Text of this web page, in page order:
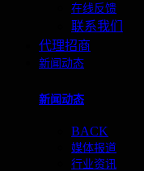
在线反馈
联系我们
代理招商
新闻动态
新闻动态
BACK
媒体报道
行业资讯